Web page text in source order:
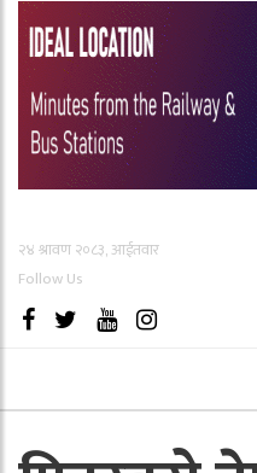
२४ श्रावण २०८३, आईतवार
Follow Us